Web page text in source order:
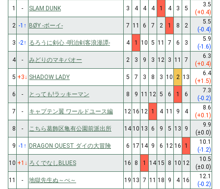
1 - SLAM DUNK 3 4 4 4 1 4 3 5
3.5
(+0.4)
2 -1 ↑ BØY -ボーイ- 7 11 6 7 2 1 8 2
5.5
(-0.4)
3 -2↑ るろうに剣心 -明治剣客浪漫譚- 4 1 10 5 11 7 6 3
5.9
(-1.6)
4
- みどりのマキバオー 2 3 9 3 12 3 11 7
6.3
(+0.4)
5 +3↓ SHADOW LADY 5 7 3 8 3 10 2 13
6.4
(+1.5)
6
- とっても!ラッキーマン 8 9 11 12 5 6 1 6
7.3
(-0.2)
7
- キャプテン翼 ワールドユース編 12 16 12 1 4 11 9 4
8.6
(+0.1)
8
- こちら葛飾区亀有公園前派出所 14 10 13 6 9 5 13 9
9.9
(±0.0)
9 -1 ↑ DRAGON QUEST ダイの大冒険 6 17 14 9 6 12 16 1
10.1
(-1.2)
10 +1 ↓ ろくでなしBLUES 16 8 1 14 15 8 10 12
10.5
(±0.0)
11
- 地獄先生ぬ～べ～ 19 13 7 11 18 9 4 16
12.1
(-0.2)